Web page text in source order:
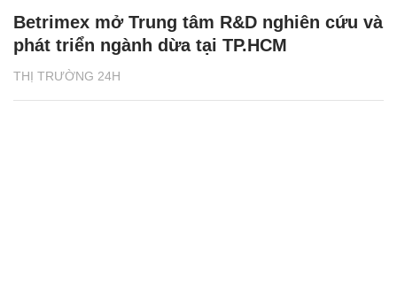
THỊ TRƯỜNG 24H
Betrimex mở Trung tâm R&D nghiên cứu và
phát triển ngành dừa tại TP.HCM